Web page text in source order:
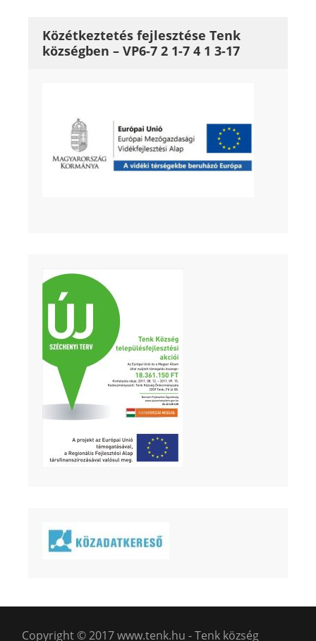
Közétkeztetés fejlesztése Tenk
községben – VP6-7 2 1-7 4 1 3-17
Copyright © 2017 www.tenk.hu - Tenk község